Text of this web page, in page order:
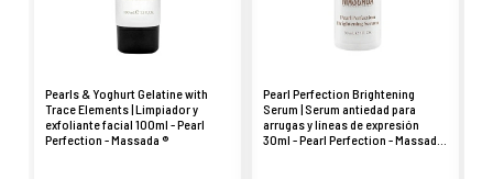
Pearls & Yoghurt Gelatine with
Trace Elements | Limpiador y
exfoliante facial 100ml - Pearl
Perfection - Massada ®
Pearl Perfection Brightening
Serum | Serum antiedad para
arrugas y líneas de expresión
30ml - Pearl Perfection - Massada